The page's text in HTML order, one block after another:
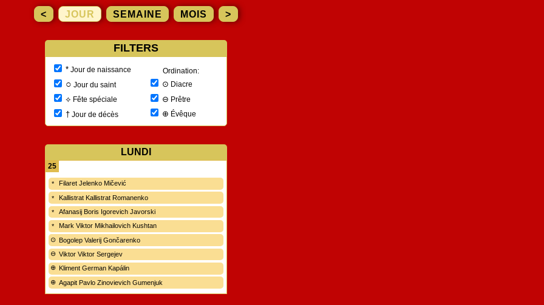
< JOUR SEMAINE MOIS >
FILTERS
*Jour de naissance
○ Jour du saint
⟡ Fête spéciale
†Jour de décès
Ordination:
⊙ Diacre
⊖ Prêtre
⊕ Évêque
LUNDI
25
Filaret Jelenko Mičević
Kallistrat Kallistrat Romanenko
Afanasij Boris Igorevich Javorski
Mark Viktor Mikhailovich Kushtan
Bogolep Valerij Gončarenko
Viktor Viktor Sergejev
Kliment German Kapálin
Agapit Pavlo Zinovievich Gumenjuk